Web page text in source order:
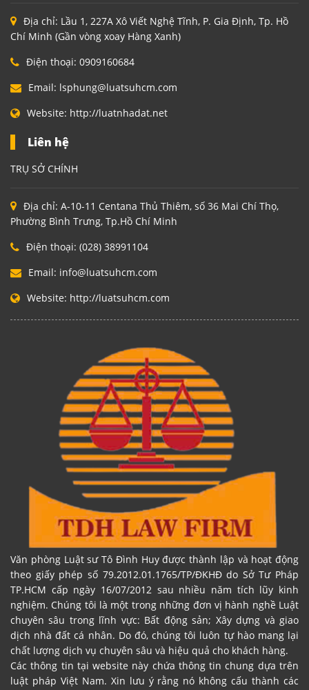
Địa chỉ: Lầu 1, 227A Xô Viết Nghệ Tĩnh, P. Gia Định, Tp. Hồ
Chí Minh (Gần vòng xoay Hàng Xanh)
Điện thoại: 0909160684
Email: lsphung@luatsuhcm.com
Website: http://luatnhadat.net
Liên hệ
TRỤ SỞ CHÍNH
Địa chỉ: A-10-11 Centana Thủ Thiêm, số 36 Mai Chí Thọ,
Phường Bình Trưng, Tp.Hồ Chí Minh
Điện thoại: (028) 38991104
Email: info@luatsuhcm.com
Website: http://luatsuhcm.com
Văn phòng Luật sư Tô Đình Huy được thành lập và hoạt động
theo giấy phép số 79.2012.01.1765/TP/ĐKHĐ do Sở Tư Pháp
TP.HCM cấp ngày 16/07/2012 sau nhiều năm tích lũy kinh
nghiệm. Chúng tôi là một trong những đơn vị hành nghề Luật
chuyên sâu trong lĩnh vực: Bất động sản; Xây dựng và giao
dịch nhà đất cá nhân. Do đó, chúng tôi luôn tự hào mang lại
chất lượng dịch vụ chuyên sâu và hiệu quả cho khách hàng.
Các thông tin tại website này chứa thông tin chung dựa trên
luật pháp Việt Nam. Xin lưu ý rằng nó không cấu thành các